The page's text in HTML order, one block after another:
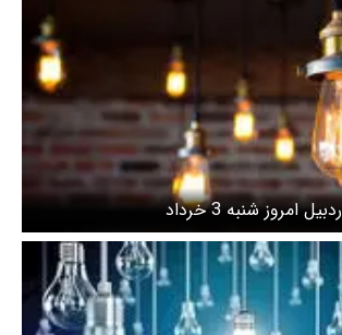
امروز شنبه 3 خرداد